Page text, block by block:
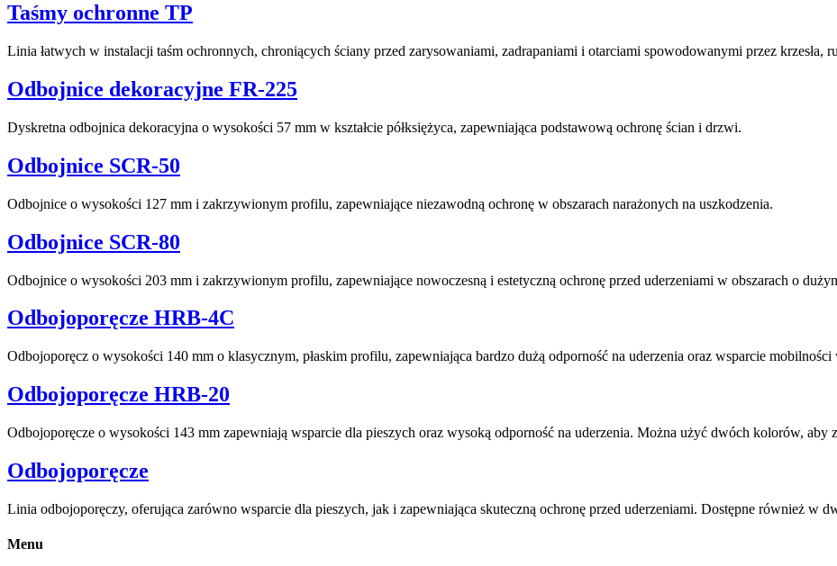
Taśmy ochronne TP
Linia łatwych w instalacji taśm ochronnych, chroniących ściany przed zarysowaniami, zadrapaniami i otarciami spowodowanymi przez krzesła,
Odbojnice dekoracyjne FR-225
Dyskretna odbojnica dekoracyjna o wysokości 57 mm w kształcie półksiężyca, zapewniająca podstawową ochronę ścian i drzwi.
Odbojnice SCR-50
Odbojnice o wysokości 127 mm i zakrzywionym profilu, zapewniające niezawodną ochronę w obszarach narażonych na uszkodzenia.
Odbojnice SCR-80
Odbojnice o wysokości 203 mm i zakrzywionym profilu, zapewniające nowoczesną i estetyczną ochronę przed uderzeniami w obszarach o
Odbojoporęcze HRB-4C
Odbojoporęcz o wysokości 140 mm o klasycznym, płaskim profilu, zapewniająca bardzo dużą odporność na uderzenia oraz wsparcie
Odbojoporęcze HRB-20
Odbojoporęcze o wysokości 143 mm zapewniają wsparcie dla pieszych oraz wysoką odporność na uderzenia. Można użyć dwóch kolorów, aby
Odbojoporęcze
Linia odbojoporęczy, oferująca zarówno wsparcie dla pieszych, jak i zapewniająca skuteczną ochronę przed uderzeniami. Dostępne również w
Menu